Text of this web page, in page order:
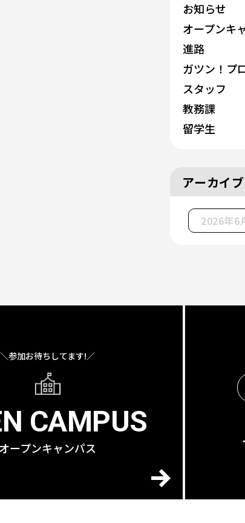
お知らせ
オープンキ
進路
ガツン！プ
スタッフ
教務課
留学生
アーカイブ
＼参加お待ちしてます!／
CAMPUS
オープンキャンパス